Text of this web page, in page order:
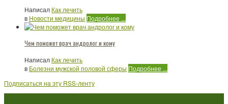
Написал Как лечить
в Новости медицины Подробнее ...
Чем поможет врач андролог и кому
Написал Как лечить
в Болезни мужской половой сферы Подробнее ...
Подписаться на эту RSS-ленту